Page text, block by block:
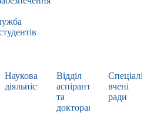
Наукова
діяльність
Відділ
аспірантури
та
докторантури
вчені
ради